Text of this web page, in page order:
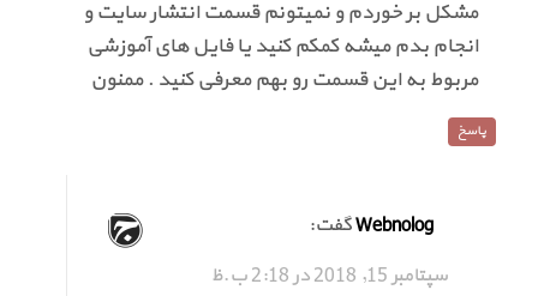
مشکل بر خوردم و نمیتونم قسمت انتشار سایت و
انجام بدم میشه کمکم کنید یا فایل های آموزشی
مربوط به این قسمت رو بهم معرفی کنید . ممنون
پاسخ
Webnologگفت:
سپتامبر 15, 2018 در 2:18 ب.ظ